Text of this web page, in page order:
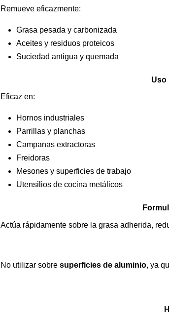
Remueve eficazmente:
Grasa pesada y carbonizada
Aceites y residuos proteicos
Suciedad antigua y quemada
Uso
Eficaz en:
Hornos industriales
Parrillas y planchas
Campanas extractoras
Freidoras
Mesones y superficies de trabajo
Utensilios de cocina metálicos
Actúa rápidamente sobre la grasa adherida,
No utilizar sobre superficies de aluminio, ya